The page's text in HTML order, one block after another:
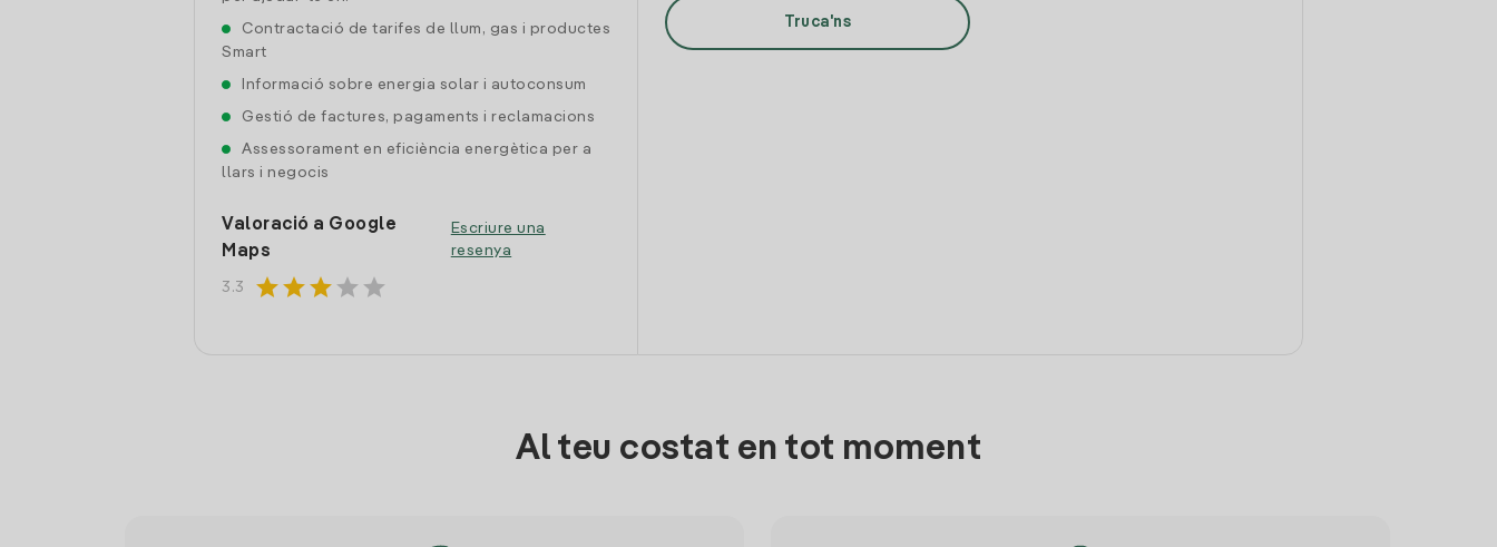
Contractació de tarifes de llum, gas i productes
Smart
Informació sobre energia solar i autoconsum
Gestió de factures, pagaments i reclamacions
Assessorament en eficiència energètica per a
llars i negocis
Valoració a Google
Maps
3.3 starstarstar star star
Escriure una
resenya
Truca'ns
Al teu costat en tot moment